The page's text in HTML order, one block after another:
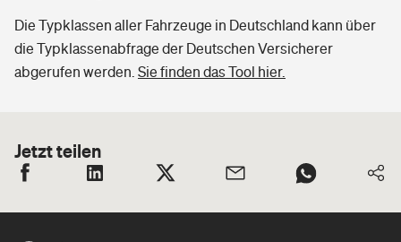
Die Typklassen aller Fahrzeuge in Deutschland kann über
die Typklassenabfrage der Deutschen Versicherer
abgerufen werden. Sie finden das Tool hier.
Jetzt teilen